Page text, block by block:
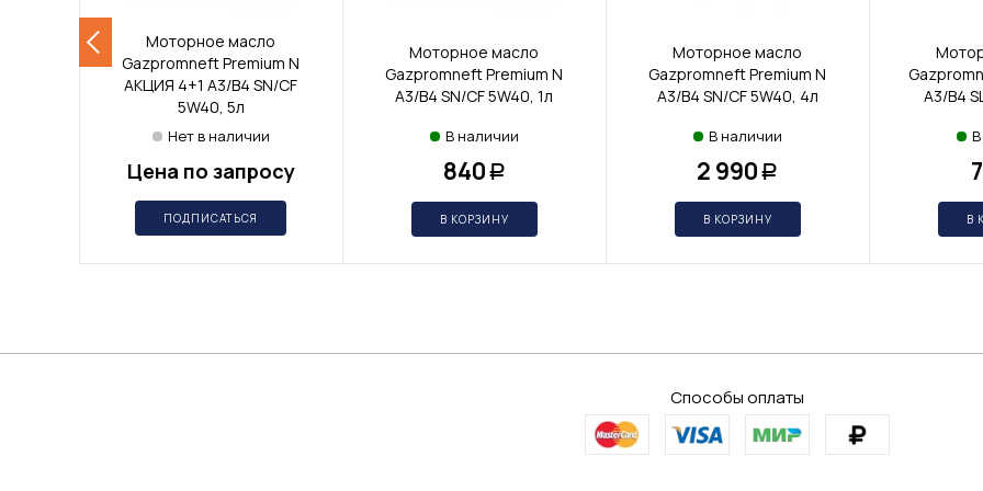
Моторное масло
Gazpromneft Premium N
АКЦИЯ 4+1 A3/B4 SN/CF
5W40, 5л
Нет в наличии
Цена по запросу
ПОДПИСАТЬСЯ
Моторное масло
Gazpromneft Premium N
A3/B4 SN/CF 5W40, 1л
В наличии
840 Р
В КОРЗИНУ
Моторное масло
Gazpromneft Premium N
A3/B4 SN/CF 5W40, 4л
В наличии
2 990 Р
В КОРЗИНУ
A3/B4
В
Способы оплаты